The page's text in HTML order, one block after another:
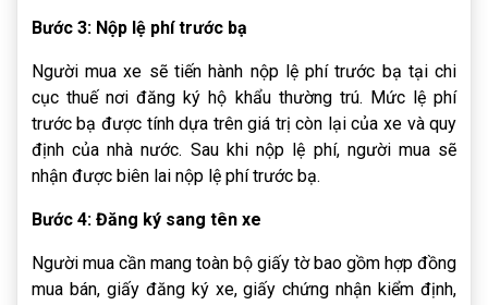
Bước 3: Nộp lệ phí trước bạ
Người mua xe sẽ tiến hành nộp lệ phí trước bạ tại chi
cục thuế nơi đăng ký hộ khẩu thường trú. Mức lệ phí
trước bạ được tính dựa trên giá trị còn lại của xe và quy
định của nhà nước. Sau khi nộp lệ phí, người mua sẽ
nhận được biên lai nộp lệ phí trước bạ.
Bước 4: Đăng ký sang tên xe
Người mua cần mang toàn bộ giấy tờ bao gồm hợp đồng
mua bán, giấy đăng ký xe, giấy chứng nhận kiểm định,